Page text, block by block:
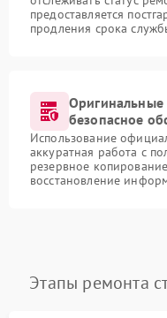
предоставляется
продления срока
безопасное
Использование
аккуратная работа с
резервное
восстановление
Этапы ремонта